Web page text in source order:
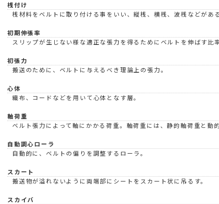
桟付け
桟材料をベルトに取り付ける事をいい、縦桟、横桟、波桟などがあ
初期伸張率
スリップが生じない様な適正な張力を得るためにベルトを伸ばす比
初張力
搬送のために、ベルトに与えるべき理論上の張力。
心体
織布、コードなどを用いて心体となす層。
軸荷重
ベルト張力によって軸にかかる荷重。軸荷重には、静的軸荷重と動
自動調心ローラ
自動的に、ベルトの偏りを調整するローラ。
スカート
搬送物が溢れないように両端部にシートをスカート状に吊るす。
スカイバ